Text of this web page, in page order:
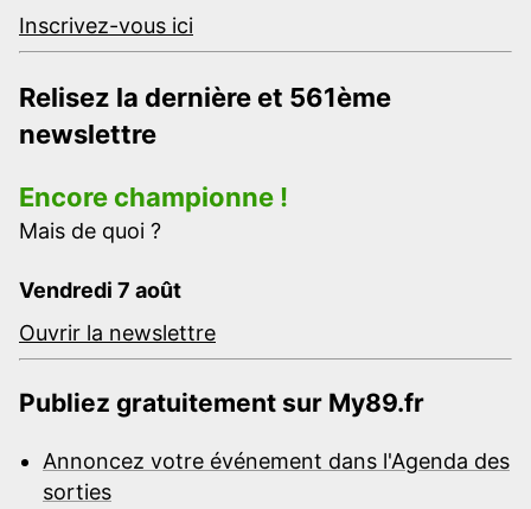
Inscrivez-vous ici
Relisez la dernière et 561ème
newslettre
Encore championne !
Mais de quoi ?
Vendredi 7 août
Ouvrir la newslettre
Publiez gratuitement sur My89.fr
Annoncez votre événement dans l'Agenda des
sorties